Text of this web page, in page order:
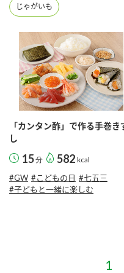
じゃがいも
「カンタン酢」で作る手巻き
し
15分 582 kcal
#GW #こどもの日 #七五三
#子どもと一緒に楽しむ
1